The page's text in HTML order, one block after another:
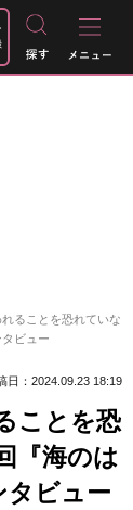
れることを恐れていな
ビュー
日：2024.09.23 18:19
ことを恐
『海のは
タビュー